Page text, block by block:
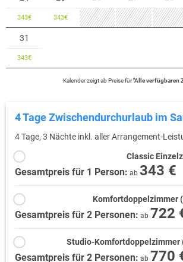
343€ 343€
31
343€
Kalender zeigtab Preise für"Alle verfügbaren
4 Tage Zwischendurchurlaub im
4 Tage, 3 Nächte inkl. aller Arrangement-
Classic
Gesamtpreis für 1 Person: ab 343 €
Komfortdoppelzimmer
Gesamtpreis für 2 Personen: ab 722
Studio-Komfortdoppelzimmer
Gesamtpreis für 2 Personen: ab 770